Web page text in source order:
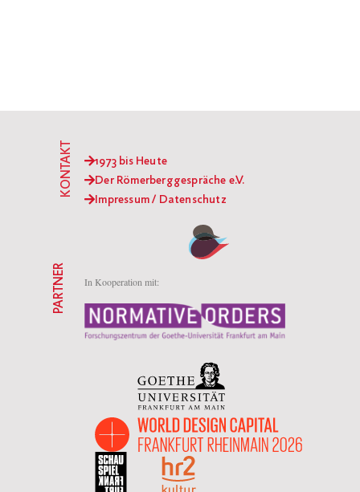
1973 bis Heute
Der Römerberggespräche e.V.
Impressum / Datenschutz
KONTAKT
In Kooperation mit:
PARTNER